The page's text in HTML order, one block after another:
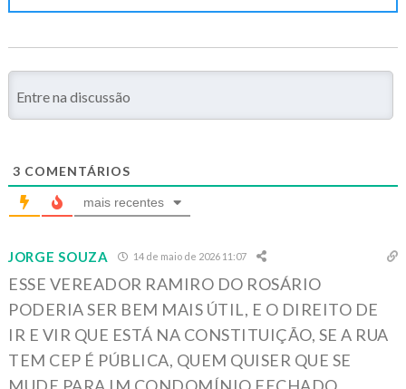
3 COMENTÁRIOS
mais recentes
JORGE SOUZA 14 de maio de 2026 11:07
ESSE VEREADOR RAMIRO DO ROSÁRIO
PODERIA SER BEM MAIS ÚTIL, E O DIREITO DE
IR E VIR QUE ESTÁ NA CONSTITUIÇÃO, SE A RUA
TEM CEP É PÚBLICA, QUEM QUISER QUE SE